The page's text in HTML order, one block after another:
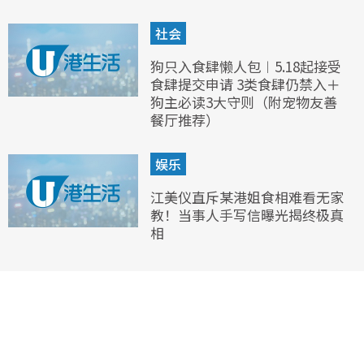
社会
狗只入食肆懒人包︱5.18起接受
食肆提交申请 3类食肆仍禁入＋
狗主必读3大守则（附宠物友善
餐厅推荐）
娱乐
江美仪直斥某港姐食相难看无家
教！当事人手写信曝光揭终极真
相